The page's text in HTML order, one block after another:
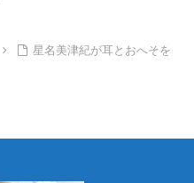
星名美津紀が耳とおへそを